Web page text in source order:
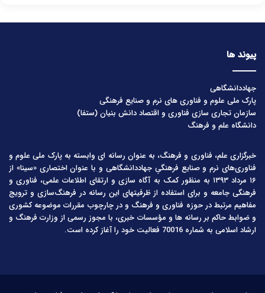
پیوند ها
جهاددانشگاهی
پارک ملی علوم و فناوری های نرم و صنایع فرهنگی
سازمان تجاری سازی فناوری و اقتصاد دانش بنیان (ستفا)
دانشگاه علم و فرهنگ
خبرگزاری علم، فناوری و فرهنگ، به عنوان رسانه ای وابسته به پارک ملی علوم و
فناوری‌های نرم و صنایع فرهنگیِ جهاددانشگاهی و با عنوان اختصاری «سینا» از
۱۶ مرداد ۱۳۹۳ به منظور کمک به آگاه سازی و ارتقای اطلاعات علمی، فناوری و
فرهنگی جامعه و برای استفاده از ظرفیتهای این رسانه در فرهنگ‌سازی و ترویج
مفاهیم مرتبط در حوزه فناوری و فرهنگ و در چارچوب مقررات موضوعه کشوری
و ضوابط حاکم بر رسانه ها و مؤسسات خبری، با مجوز رسمی از وزارت فرهنگ و
ارشاد اسلامی به شماره 70016 فعالیت خود را آغاز کرده است.